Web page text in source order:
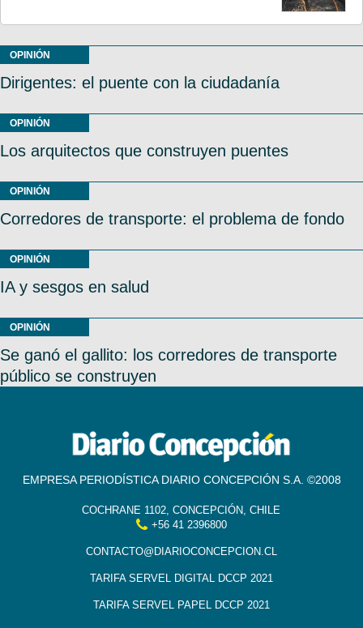
OPINIÓN
Dirigentes: el puente con la ciudadanía
OPINIÓN
Los arquitectos que construyen puentes
OPINIÓN
Corredores de transporte: el problema de fondo
OPINIÓN
IA y sesgos en salud
OPINIÓN
Se ganó el gallito: los corredores de transporte
público se construyen
EMPRESA PERIODÍSTICA DIARIO CONCEPCIÓN S.A. ©2008
COCHRANE 1102, CONCEPCIÓN, CHILE
+56 41 2396800
CONTACTO@DIARIOCONCEPCION.CL
TARIFA SERVEL DIGITAL DCCP 2021
TARIFA SERVEL PAPEL DCCP 2021